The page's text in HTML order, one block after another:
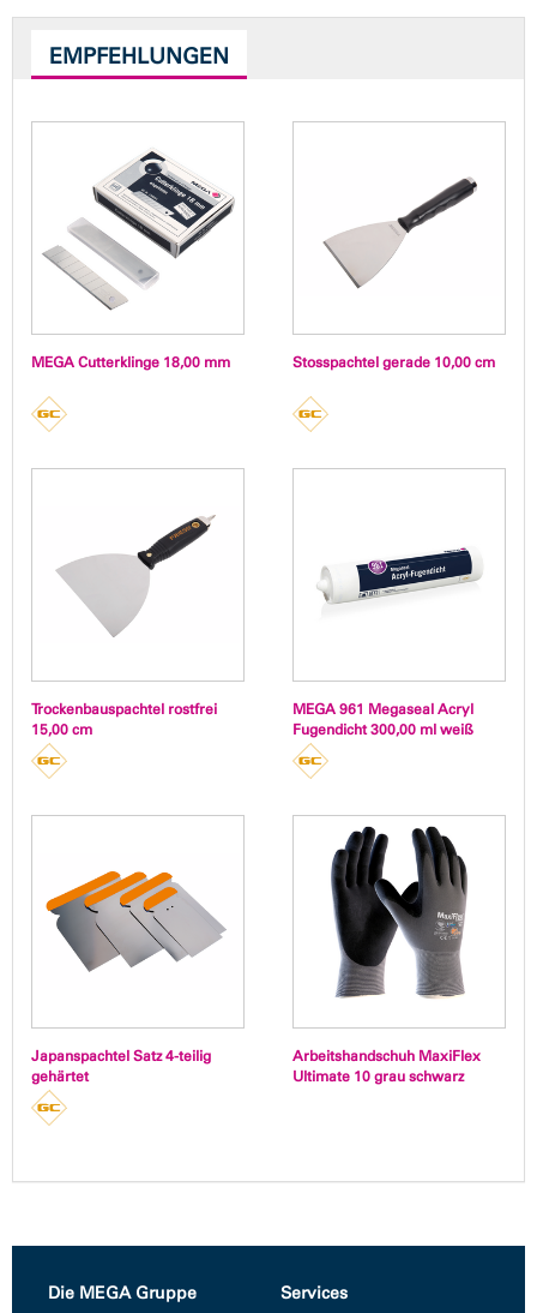
EMPFEHLUNGEN
MEGA Cutterklinge 18,00 mm Stosspachtel gerade 10,00 cm
Trockenbauspachtel rostfrei
15,00 cm
MEGA 961 Megaseal Acryl
Fugendicht 300,00 ml weiß
Japanspachtel Satz 4-teilig
gehärtet
Arbeitshandschuh MaxiFlex
Ultimate 10 grau schwarz
Die MEGA Gruppe Services